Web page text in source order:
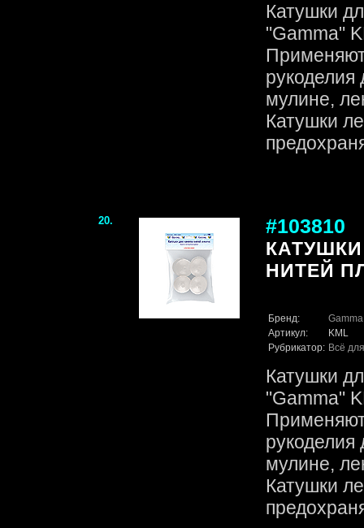
Катушки
"Gamma"
рукоделия
мулине,
Катушки
20. #103810
НИТЕЙ
Бренд:
Gamma
Артикул:
KML
Рубрикатор: Всё
Катушки
"Gamma"
рукоделия
мулине,
Катушки